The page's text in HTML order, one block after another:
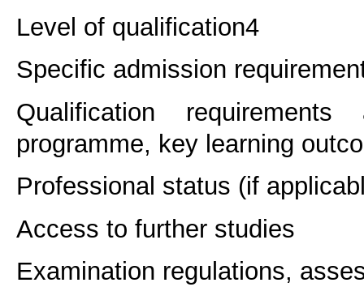
Level of qualification4
Specific admission
Qualification
programme, key learning
Professional status (if
Access to further studies
Examination regulations,